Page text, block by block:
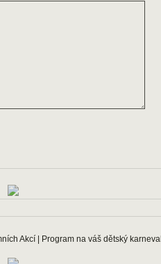
Akcí | Program na váš dětský